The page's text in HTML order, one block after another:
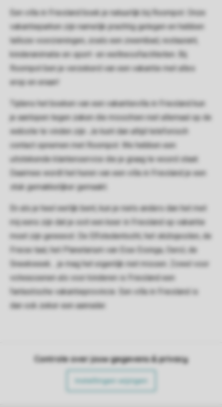
Een villa in Friesland boek je natuurlijk bij Roompot. Onze
vakantieparken zijn namelijk prachtig gelegen en hebben
talloze voorzieningen, zoals een zwembad, restaurant,
kinderanimatie en sport- en wellnessfaciliteiten. Bij
Roompot ben je verzekerd van een vakantie met alles
erop en eraan!
Tijdens het boeken van een vakantievilla in Friesland kun
je aanlopen tegen zaken die misschien niet allemaal op de
website te vinden zijn. Je kunt dan altijd telefonisch
contact opnemen met Roompot. We hebben een
uitstekende klantenservice die je graag te woord staat.
Daarmee wordt het huren van een villa in Friesland je een
stuk gemakkelijker gemaakt.
En als je heel eerlijk bent, kun je niets anders dan het met
mij eens zijn dat je ooit een keer in Friesland op vakantie
moet zijn geweest. De Elfstedentocht, het skûtsjesilen, de
Friese taal, het Planetarium van Eise Eisinga, Oerol, de
Sneekweek… je mag het eigenlijk niet missen. Zowel voor
volwassenen als voor kinderen is Friesland een
fantastische vakantieprovincie. Een villa in Friesland is
dan ook zeker een aanrader.
Controle over jouw gegevens & privacy
Instellingen wijzigen